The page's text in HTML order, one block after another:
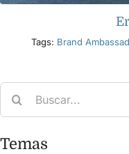
Tags: Brand
Temas